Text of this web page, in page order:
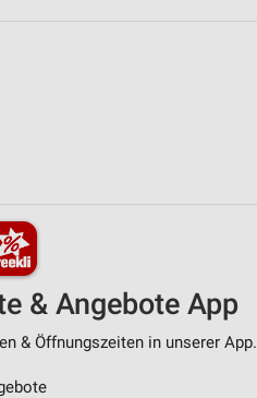
& Angebote App
& Öffnungszeiten in unserer App.